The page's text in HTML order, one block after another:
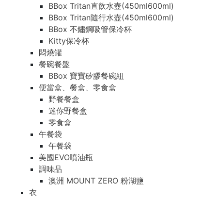
BBox Tritan直飲水壺(450ml600ml)
BBox Tritan隨行水壺(450ml600ml)
BBox 不鏽鋼吸管保冷杯
Kitty保冷杯
悶燒罐
餐碗餐盤
BBox 寶寶矽膠餐碗組
便當盒、餐盒、零食盒
野餐餐盒
迷你野餐盒
零食盒
午餐袋
午餐袋
美國EVO噴油瓶
調味品
澳洲 MOUNT ZERO 粉湖鹽
衣